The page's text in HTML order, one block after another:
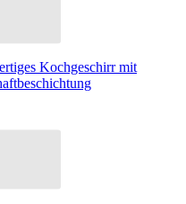
Kochgeschirr mit